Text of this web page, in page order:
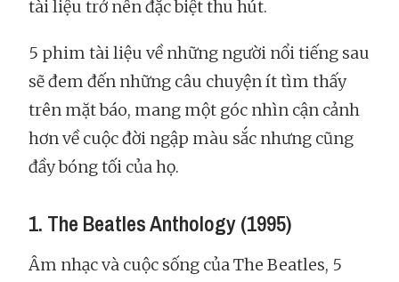
tài liệu trở nên đặc biệt thu hút.
5 phim tài liệu về những người nổi tiếng sau
sẽ đem đến những câu chuyện ít tìm thấy
trên mặt báo, mang một góc nhìn cận cảnh
hơn về cuộc đời ngập màu sắc nhưng cũng
đầy bóng tối của họ.
1. The Beatles Anthology (1995)
Âm nhạc và cuộc sống của The Beatles, 5